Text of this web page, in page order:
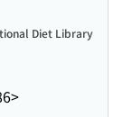
Diet Library